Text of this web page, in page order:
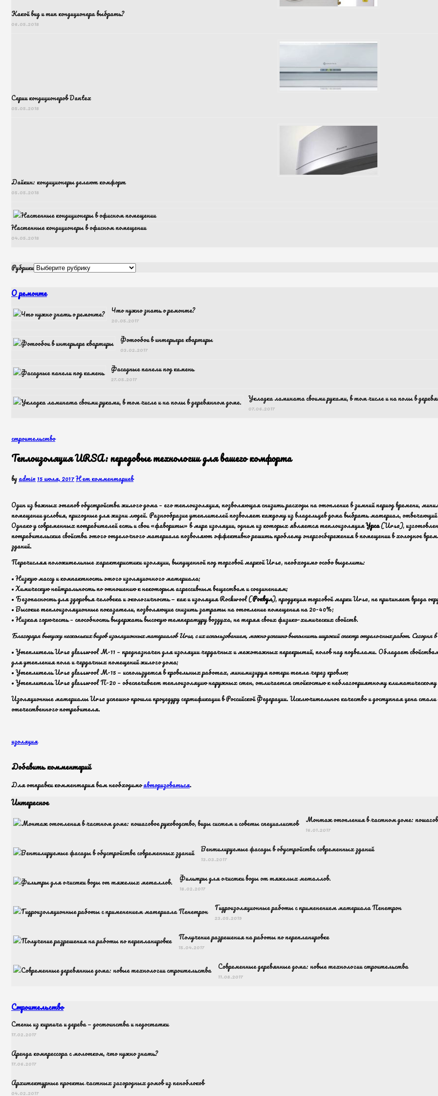
Какой вид и тип кондиционера выбрать?
06.05.2018
Серии кондиционеров Dantex
05.05.2018
Дайкин: кондиционеры делают комфорт
05.05.2018
Настенные кондиционеры в офисном помещении
04.05.2018
Рубрики
О ремонте
Что нужно знать о ремонте?
20.05.2017
Фотообои в интерьере квартиры
03.02.2017
Фасадные панели под камень
27.05.2017
Укладка ламината своими руками, в том числе и на полы в
07.06.2017
строительство
Теплоизоляция URSA: передовые технологии для вашего комфорта
byadmin15 июля, 2017Нет комментариев
Один из важных этапов обустройства жилого дома – его теплоизоляция, позволяющая снизить расходы на отопление в зимний период времени,
помещении условия, пригодные для жизни людей. Разнообразие утеплителей позволяет каждому из владельцев дома выбрать материал, отвечающий
Однако у современных потребителей есть и свои «фавориты» в мире изоляции, одним из которых является теплоизоляцияУрса(Ursa),
потребительские свойства этого отделочного материала позволяют эффективно решить проблему энергосбережения в помещении в холодное
зданий.
Перечисляя положительные характеристики изоляции, выпущенной под торговой маркой Ursa, необходимо особо выделить:
• Низкую массу и компактность этого изоляционного материала;
• Химическую нейтральность по отношению к некоторым агрессивным веществам и соединениям;
• Безопасность для здоровья человека и экологичность — как и изоляция Rockwool (Роквул), продукция торговой марки Ursa, не причиняет вреда
• Высокие теплоизоляционные показатели, позволяющие снизить затраты на отопление помещения на 20-40%;
• Низкая горючесть – способность выдержать высокую температуру воздуха, не теряя своих физико-химических свойств.
Благодаря выпуску нескольких видов изоляционных материалов Ursa, с их использованием, можно успешно выполнить широкий спектр отделочных работ. Сегодня
• Утеплитель Ursa glasswool М-11 – предназначен для изоляции чердачных и межэтажных перекрытий, полов над подвалами. Обладает
для утепления пола и чердачных помещений жилого дома;
• Утеплитель Ursa glasswool М-15 — используется в кровельных работах, минимизируя потери тепла через кровлю;
• Утеплитель Ursa glasswool П-20 – обеспечивает теплоизоляцию наружных стен, отличается стойкостью к неблагоприятному климатическому
Изоляционные материалы Ursa успешно прошли процедуру сертификации в Российской Федерации. Исключительное качество и доступная цена
отечественного потребителя.
изоляция
Добавить комментарий
Для отправки комментария вам необходимоавторизоваться.
Интересное
Монтаж отопления в частном доме:
16.01.2017
Вентилируемые фасады в обустройстве современных зданий
13.03.2017
Фильтры для очистки воды от тяжелых металлов.
18.02.2017
Гидроизоляционные работы с применением материала Пенетрон
23.05.2019
Получение разрешения на работы по перепланировке
15.04.2017
Современные деревянные дома: новые технологии строительства
11.08.2017
Строительство
Cтены из кирпича и дерева — достоинства и недостатки
17.02.2017
Аренда компрессора с молотком, что нужно знать?
17.06.2017
Архитектурные проекты частных загородных домов из пеноблоков
04.02.2017